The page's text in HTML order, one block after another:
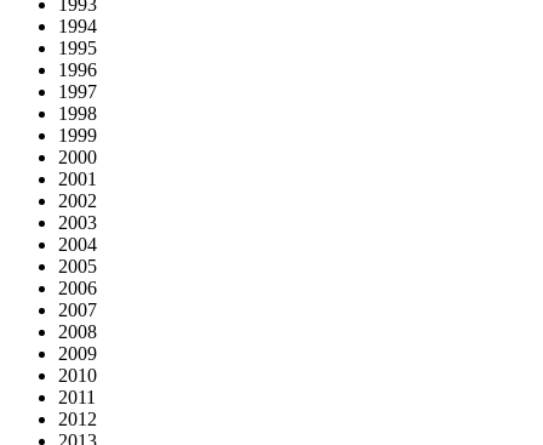
1994
1995
1996
1997
1998
1999
2000
2001
2002
2003
2004
2005
2006
2007
2008
2009
2010
2011
2012
2013